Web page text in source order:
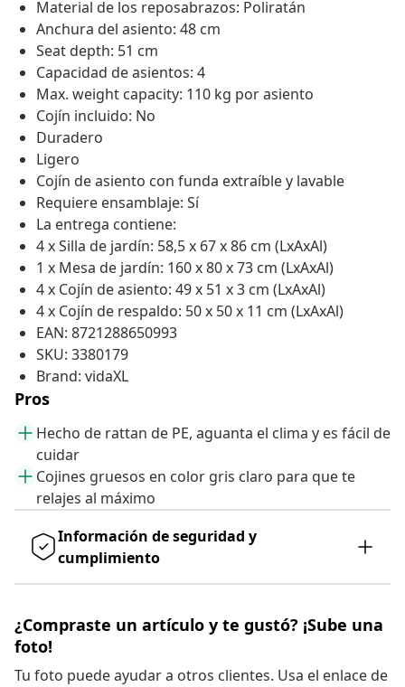
Material de los reposabrazos: Poliratán
Anchura del asiento: 48 cm
Seat depth: 51 cm
Capacidad de asientos: 4
Max. weight capacity: 110 kg por asiento
Cojín incluido: No
Duradero
Ligero
Cojín de asiento con funda extraíble y lavable
Requiere ensamblaje: Sí
La entrega contiene:
4 x Silla de jardín: 58,5 x 67 x 86 cm (LxAxAl)
1 x Mesa de jardín: 160 x 80 x 73 cm (LxAxAl)
4 x Cojín de asiento: 49 x 51 x 3 cm (LxAxAl)
4 x Cojín de respaldo: 50 x 50 x 11 cm (LxAxAl)
EAN: 8721288650993
SKU: 3380179
Brand: vidaXL
Pros
Hecho de rattan de PE, aguanta el clima y es fácil de
cuidar
Cojines gruesos en color gris claro para que te
relajes al máximo
Información de seguridad y
cumplimiento
¿Compraste un artículo y te gustó? ¡Sube una
foto!
Tu foto puede ayudar a otros clientes. Usa el enlace de